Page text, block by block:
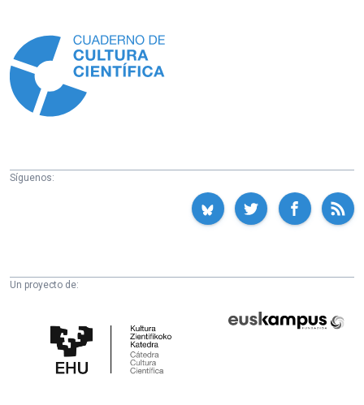
Síguenos:
Un proyecto de:
Cultura
Científica
Fundazioa